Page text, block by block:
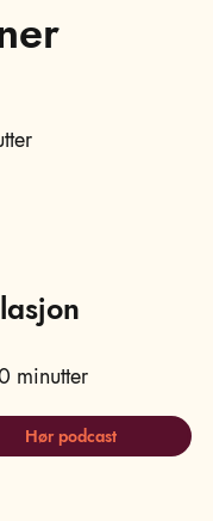
minutter
Hør podcast